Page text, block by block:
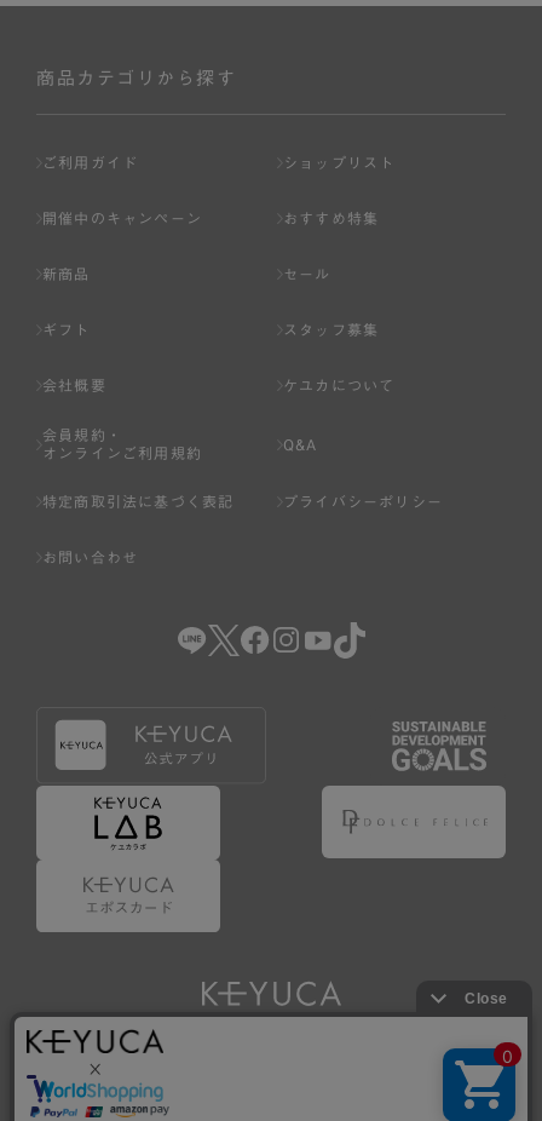
ません。
ページへの入力、または弊社が別途指定する方法に従って
基づき判断した場合は、弊社は、その登録を取り消すこと
のいずれかの事由に該当する場合は、その登録を拒否し、
または事前に通知することなく一旦なされた登録を取り消
いる場合。
（5） その他、本規約または個別規定に違反した場合。
4.会員登録が取り消された場合においても、当該会員は、
弊社とのお取引等により既に発生した支払義務等の取引上
の義務および本規約上の義務の履行責任を免れないものと
します。
5.仮登録とは、ケユカが提供するアプリ等でサービスを利
用するための簡易的な会員登録（以下「仮登録」といいま
6.仮登録をすることで、第9条のポイント付与を受けるこ
とができます。
7.仮登録状態はポイントの利用は行えず、第3条1項の通り
に登録完了することでポイント利用が行えるようになりま
す。
商品カテゴリから探す
ご利用ガイド ショップリスト
開催中のキャンペーン おすすめ特集
新商品 セール
ギフト スタッフ募集
会社概要 ケユカについて
会員規約・
オンラインご利用規約
Q&A
特定商取引法に基づく表記 プライバシーポリシー
お問い合わせ
Copyright © KAWAJUN Co., Ltd. All Rights Reserved.